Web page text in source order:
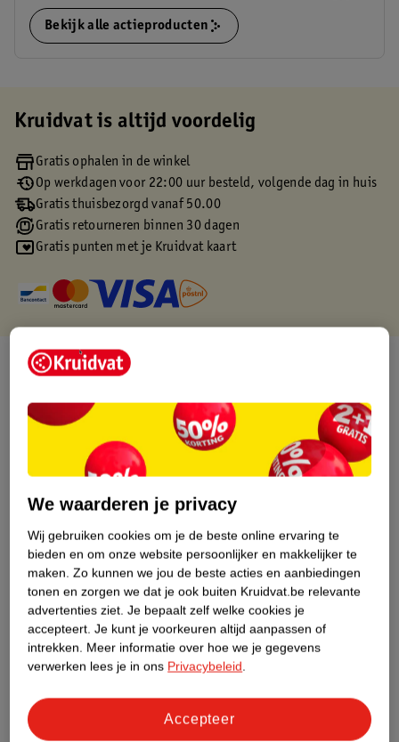
Bekijk alle actieproducten
Kruidvat is altijd voordelig
Gratis ophalen in de winkel
Op werkdagen voor 22:00 uur besteld, volgende dag in huis
Gratis thuisbezorgd vanaf 50.00
Gratis retourneren binnen 30 dagen
Gratis punten met je Kruidvat kaart
Over dit product
Productinformatie
Etiketinformatie
Nature Impact Score
Dit product heeft (nog) geen Nature
Impact Score.
Meer informatie
Bestel & Bezorginformatie
Bekijk ook
We waarderen je privacy
Wij gebruiken cookies om je de beste online ervaring te
bieden en om onze website persoonlijker en makkelijker te
maken. Zo kunnen we jou de beste acties en aanbiedingen
tonen en zorgen we dat je ook buiten Kruidvat.be relevante
advertenties ziet. Je bepaalt zelf welke cookies je
accepteert. Je kunt je voorkeuren altijd aanpassen of
intrekken. Meer informatie over hoe we je gegevens
verwerken lees je in ons Privacybeleid.
Accepteer